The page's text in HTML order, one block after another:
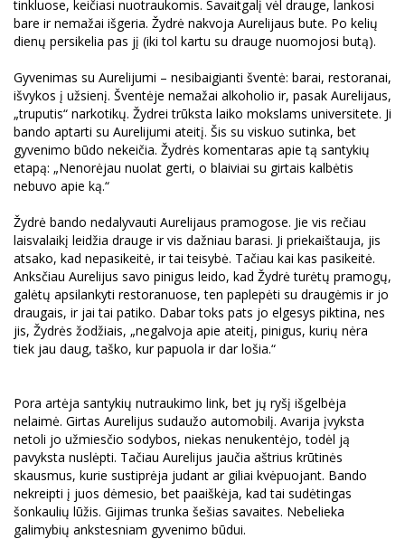
tinkluose, keičiasi nuotraukomis. Savaitgalį vėl drauge, lankosi
bare ir nemažai išgeria. Žydrė nakvoja Aurelijaus bute. Po kelių
dienų persikelia pas jį (iki tol kartu su drauge nuomojosi butą).
Gyvenimas su Aurelijumi – nesibaigianti šventė: barai, restoranai,
išvykos į užsienį. Šventėje nemažai alkoholio ir, pasak Aurelijaus,
„truputis“ narkotikų. Žydrei trūksta laiko mokslams universitete. Ji
bando aptarti su Aurelijumi ateitį. Šis su viskuo sutinka, bet
gyvenimo būdo nekeičia. Žydrės komentaras apie tą santykių
etapą: „Nenorėjau nuolat gerti, o blaiviai su girtais kalbėtis
nebuvo apie ką.“
Žydrė bando nedalyvauti Aurelijaus pramogose. Jie vis rečiau
laisvalaikį leidžia drauge ir vis dažniau barasi. Ji priekaištauja, jis
atsako, kad nepasikeitė, ir tai teisybė. Tačiau kai kas pasikeitė.
Anksčiau Aurelijus savo pinigus leido, kad Žydrė turėtų pramogų,
galėtų apsilankyti restoranuose, ten paplepėti su draugėmis ir jo
draugais, ir jai tai patiko. Dabar toks pats jo elgesys piktina, nes
jis, Žydrės žodžiais, „negalvoja apie ateitį, pinigus, kurių nėra
tiek jau daug, taško, kur papuola ir dar lošia.“
Pora artėja santykių nutraukimo link, bet jų ryšį išgelbėja
nelaimė. Girtas Aurelijus sudaužo automobilį. Avarija įvyksta
netoli jo užmiesčio sodybos, niekas nenukentėjo, todėl ją
pavyksta nuslėpti. Tačiau Aurelijus jaučia aštrius krūtinės
skausmus, kurie sustiprėja judant ar giliai kvėpuojant. Bando
nekreipti į juos dėmesio, bet paaiškėja, kad tai sudėtingas
šonkaulių lūžis. Gijimas trunka šešias savaites. Nebelieka
galimybių ankstesniam gyvenimo būdui.